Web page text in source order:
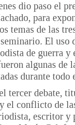
dio paso el
para
temas de las
El uso
de guerra y
algunas de
durante todo
tercer debate,
el conflicto de
escritor y